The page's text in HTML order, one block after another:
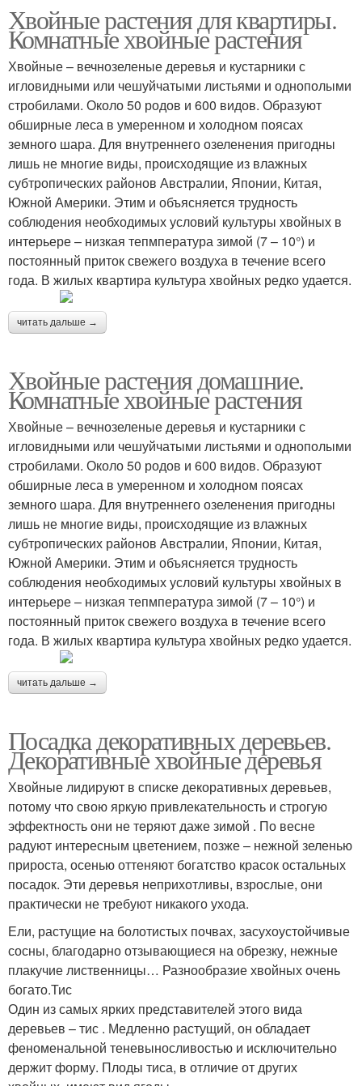
Хвойные растения для квартиры.
Комнатные хвойные растения
Хвойные – вечнозеленые деревья и кустарники с
игловидными или чешуйчатыми листьями и однополыми
стробилами. Около 50 родов и 600 видов. Образуют
обширные леса в умеренном и холодном поясах
земного шара. Для внутреннего озеленения пригодны
лишь не многие виды, происходящие из влажных
субтропических районов Австралии, Японии, Китая,
Южной Америки. Этим и объясняется трудность
соблюдения необходимых условий культуры хвойных в
интерьере – низкая тепмпература зимой (7 – 10°) и
постоянный приток свежего воздуха в течение всего
года. В жилых квартира культура хвойных редко удается.
читать дальше →
Хвойные растения домашние.
Комнатные хвойные растения
Хвойные – вечнозеленые деревья и кустарники с
игловидными или чешуйчатыми листьями и однополыми
стробилами. Около 50 родов и 600 видов. Образуют
обширные леса в умеренном и холодном поясах
земного шара. Для внутреннего озеленения пригодны
лишь не многие виды, происходящие из влажных
субтропических районов Австралии, Японии, Китая,
Южной Америки. Этим и объясняется трудность
соблюдения необходимых условий культуры хвойных в
интерьере – низкая тепмпература зимой (7 – 10°) и
постоянный приток свежего воздуха в течение всего
года. В жилых квартира культура хвойных редко удается.
читать дальше →
Посадка декоративных деревьев.
Декоративные хвойные деревья
Хвойные лидируют в списке декоративных деревьев,
потому что свою яркую привлекательность и строгую
эффектность они не теряют даже зимой . По весне
радуют интересным цветением, позже – нежной зеленью
прироста, осенью оттеняют богатство красок остальных
посадок. Эти деревья неприхотливы, взрослые, они
практически не требуют никакого ухода.
Ели, растущие на болотистых почвах, засухоустойчивые
сосны, благодарно отзывающиеся на обрезку, нежные
плакучие лиственницы… Разнообразие хвойных очень
богато.Тис
Один из самых ярких представителей этого вида
деревьев – тис . Медленно растущий, он обладает
феноменальной теневыносливостью и исключительно
держит форму. Плоды тиса, в отличие от других